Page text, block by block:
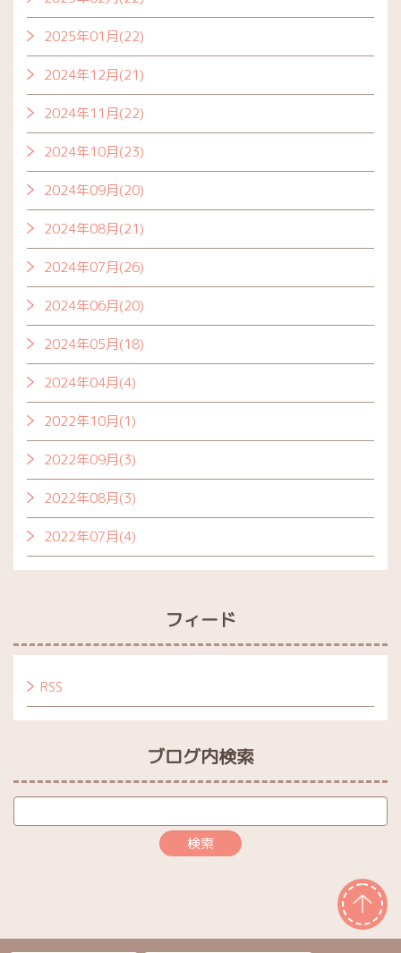
2025年01月(22)
2024年12月(21)
2024年11月(22)
2024年10月(23)
2024年09月(20)
2024年08月(21)
2024年07月(26)
2024年06月(20)
2024年05月(18)
2024年04月(4)
2022年10月(1)
2022年09月(3)
2022年08月(3)
2022年07月(4)
フィード
RSS
ブログ内検索